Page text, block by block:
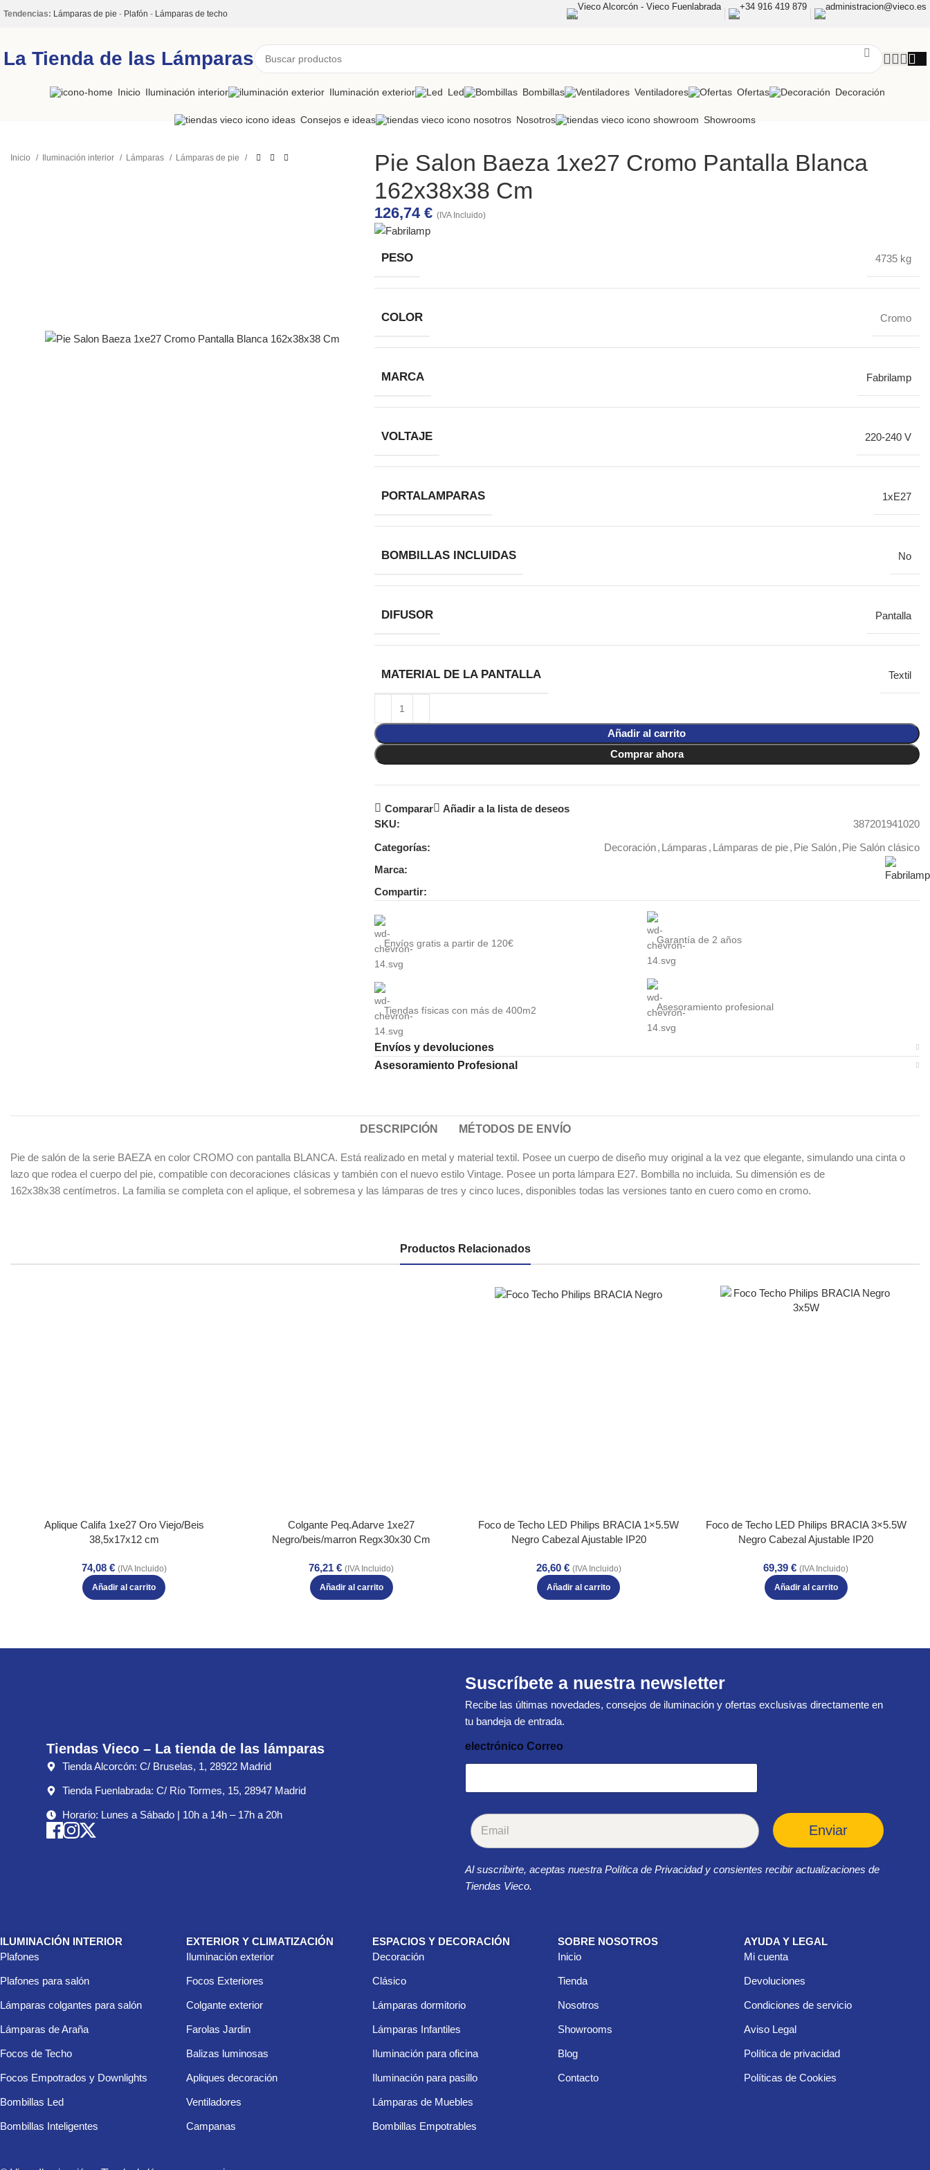
Tendencias: Lámparas de pie - Plafón - Lámparas de techo
Vieco Alcorcón - Vieco Fuenlabrada +34 916 419 879 administracion@vieco.es
La Tienda de las Lámparas
Inicio Iluminación interior Iluminación exterior Led Bombillas Ventiladores Ofertas Decoración
Consejos e ideas Nosotros Showrooms
Inicio Iluminación interior Lámparas Lámparas de pie
Pie Salon Baeza 1xe27 Cromo Pantalla Blanca
162x38x38 Cm
126,74 € (IVA Incluido)
PESO 4735 kg
COLOR Cromo
MARCA Fabrilamp
VOLTAJE 220-240 V
PORTALAMPARAS 1xE27
BOMBILLAS INCLUIDAS No
DIFUSOR Pantalla
MATERIAL DE LA PANTALLA Textil
Añadir al carrito
Comprar ahora
Comparar
Añadir a la lista de deseos
SKU:
387201941020
Categorías:
Decoración, Lámparas , Lámparas de pie, Pie Salón, Pie Salón clásico
Marca:
Compartir:
Envíos gratis a partir de 120€
Tiendas físicas con más de 400m2
Garantía de 2 años
Asesoramiento profesional
Envíos y devoluciones
Asesoramiento Profesional
DESCRIPCIÓN MÉTODOS DE ENVÍO
Pie de salón de la serie BAEZA en color CROMO con pantalla BLANCA. Está realizado en metal y material textil. Posee un cuerpo de diseño muy original a la vez que elegante, simulando una cinta o
lazo que rodea el cuerpo del pie, compatible con decoraciones clásicas y también con el nuevo estilo Vintage. Posee un porta lámpara E27. Bombilla no incluida. Su dimensión es de
162x38x38 centímetros. La familia se completa con el aplique, el sobremesa y las lámparas de tres y cinco luces, disponibles todas las versiones tanto en cuero como en cromo.
Productos Relacionados
Aplique Califa 1xe27 Oro Viejo/Beis
38,5x17x12 cm
74,08 € (IVA Incluido)
Añadir al carrito
Colgante Peq.Adarve 1xe27
Negro/beis/marron Regx30x30 Cm
76,21€ (IVA Incluido)
Añadir al carrito
Foco de Techo LED Philips BRACIA 1×5.5W
Negro Cabezal Ajustable IP20
26,60 € (IVA Incluido)
Añadir al carrito
Foco de Techo LED Philips BRACIA 3×5.5W
Negro Cabezal Ajustable IP20
69,39€ (IVA Incluido)
Añadir al carrito
Tiendas Vieco – La tienda de las lámparas
Tienda Alcorcón: C/ Bruselas, 1, 28922 Madrid
Tienda Fuenlabrada: C/ Río Tormes, 15, 28947 Madrid
Horario: Lunes a Sábado | 10h a 14h – 17h a 20h
Suscríbete a nuestra newsletter
Recibe las últimas novedades, consejos de iluminación y ofertas exclusivas directamente en
tu bandeja de entrada.
electrónico Correo
C
o
e
o
c
Enviar
Al suscribirte, aceptas nuestra Política de Privacidad y consientes recibir actualizaciones de
Tiendas Vieco.
ILUMINACIÓN INTERIOR
Plafones
Plafones para salón
Lámparas colgantes para salón
Lámparas de Araña
Focos de Techo
Focos Empotrados y Downlights
Bombillas Led
Bombillas Inteligentes
EXTERIOR Y CLIMATIZACIÓN
Iluminación exterior
Focos Exteriores
Colgante exterior
Farolas Jardin
Balizas luminosas
Apliques decoración
Ventiladores
Campanas
ESPACIOS Y DECORACIÓN
Decoración
Clásico
Lámparas dormitorio
Lámparas Infantiles
Iluminación para oficina
Iluminación para pasillo
Lámparas de Muebles
Bombillas Empotrables
SOBRE NOSOTROS
Inicio
Tienda
Nosotros
Showrooms
Blog
Contacto
AYUDA Y LEGAL
Mi cuenta
Devoluciones
Condiciones de servicio
Aviso Legal
Política de privacidad
Políticas de Cookies